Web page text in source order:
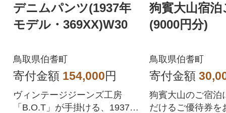
デニムパンツ(1937年
モデル・369XX)W30
鳥取県伯耆町
寄付金額 154,000円
ヴィンテージジーンズ工房
「B.O.T」が手掛ける、1937年
狗賓大山宿泊
(9000円分)
鳥取県伯耆町
寄付金額
狗賓大山のご宿泊
だけるご優待券を